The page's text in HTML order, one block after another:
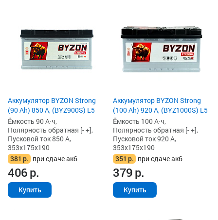
Аккумулятор BYZON Strong
(90 Ah) 850 А, (BYZ900S) L5
Ёмкость 90 А·ч,
Полярность обратная [- +],
Пусковой ток 850 А,
353x175x190
381 р. при сдаче акб
406р.
Купить
Аккумулятор BYZON Strong
(100 Ah) 920 А, (BYZ1000S) L5
Ёмкость 100 А·ч,
Полярность обратная [- +],
Пусковой ток 920 А,
353x175x190
351 р. при сдаче акб
379р.
Купить